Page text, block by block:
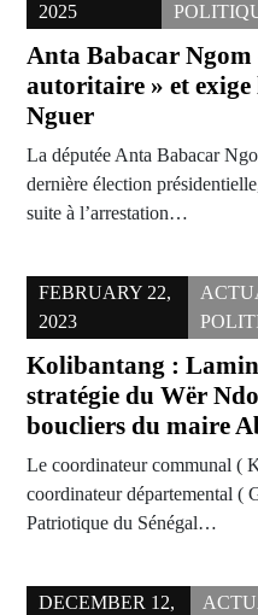
2025
Anta Babacar Ngom
autoritaire » et
Nguer
La députée Anta Babacar
dernière élection
suite à l’arrestation…
FEBRUARY 22,
2023
Kolibantang :
stratégie du Wër
boucliers du maire
Le coordinateur communal (
coordinateur départemental (
Patriotique du Sénégal…
DECEMBER 12,